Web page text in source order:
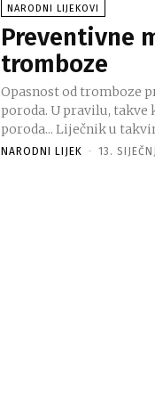
NARODNI LIJEKOVI
Preventivne
tromboze
Opasnost od tromboze
poroda. U pravilu,
poroda... Liječnik
NARODNI LIJEK - 13.